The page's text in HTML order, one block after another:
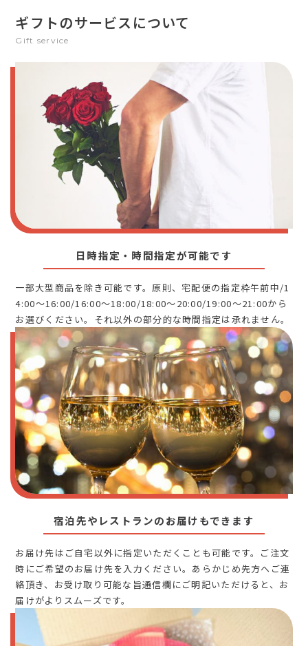
ギフトのサービスについて
Gift service
日時指定・時間指定が可能です
一部大型商品を除き可能です。原則、宅配便の指定枠午前中/1
4:00～16:00/16:00～18:00/18:00～20:00/19:00～21:00から
お選びください。それ以外の部分的な時間指定は承れません。
宿泊先やレストランのお届けもできます
お届け先はご自宅以外に指定いただくことも可能です。ご注文
時にご希望のお届け先を入力ください。あらかじめ先方へご連
絡頂き、お受け取り可能な旨通信欄にご明記いただけると、お
届けがよりスムーズです。